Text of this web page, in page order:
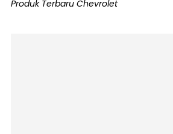
Produk Terbaru Chevrolet